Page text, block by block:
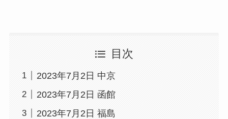
目次
2023年7月2日 中京
2023年7月2日 函館
2023年7月2日 福島